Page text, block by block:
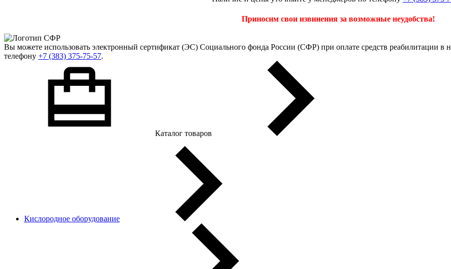
Приносим свои извинения за возможные неудобства!
Вы можете использовать электронный сертификат (ЭС) Социального фонда России (СФР) при оплате средств реабилитации в
телефону +7 (383) 375-75-57.
Каталог товаров
Кислородное оборудование